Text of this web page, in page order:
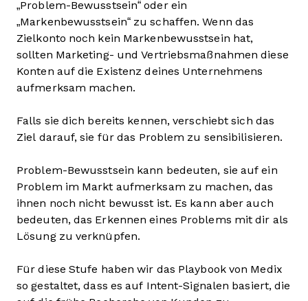
„Problem-Bewusstsein“ oder ein
„Markenbewusstsein“ zu schaffen. Wenn das
Zielkonto noch kein Markenbewusstsein hat,
sollten Marketing- und Vertriebsmaßnahmen diese
Konten auf die Existenz deines Unternehmens
aufmerksam machen.
Falls sie dich bereits kennen, verschiebt sich das
Ziel darauf, sie für das Problem zu sensibilisieren.
Problem-Bewusstsein kann bedeuten, sie auf ein
Problem im Markt aufmerksam zu machen, das
ihnen noch nicht bewusst ist. Es kann aber auch
bedeuten, das Erkennen eines Problems mit dir als
Lösung zu verknüpfen.
Für diese Stufe haben wir das Playbook von Medix
so gestaltet, dass es auf Intent-Signalen basiert, die